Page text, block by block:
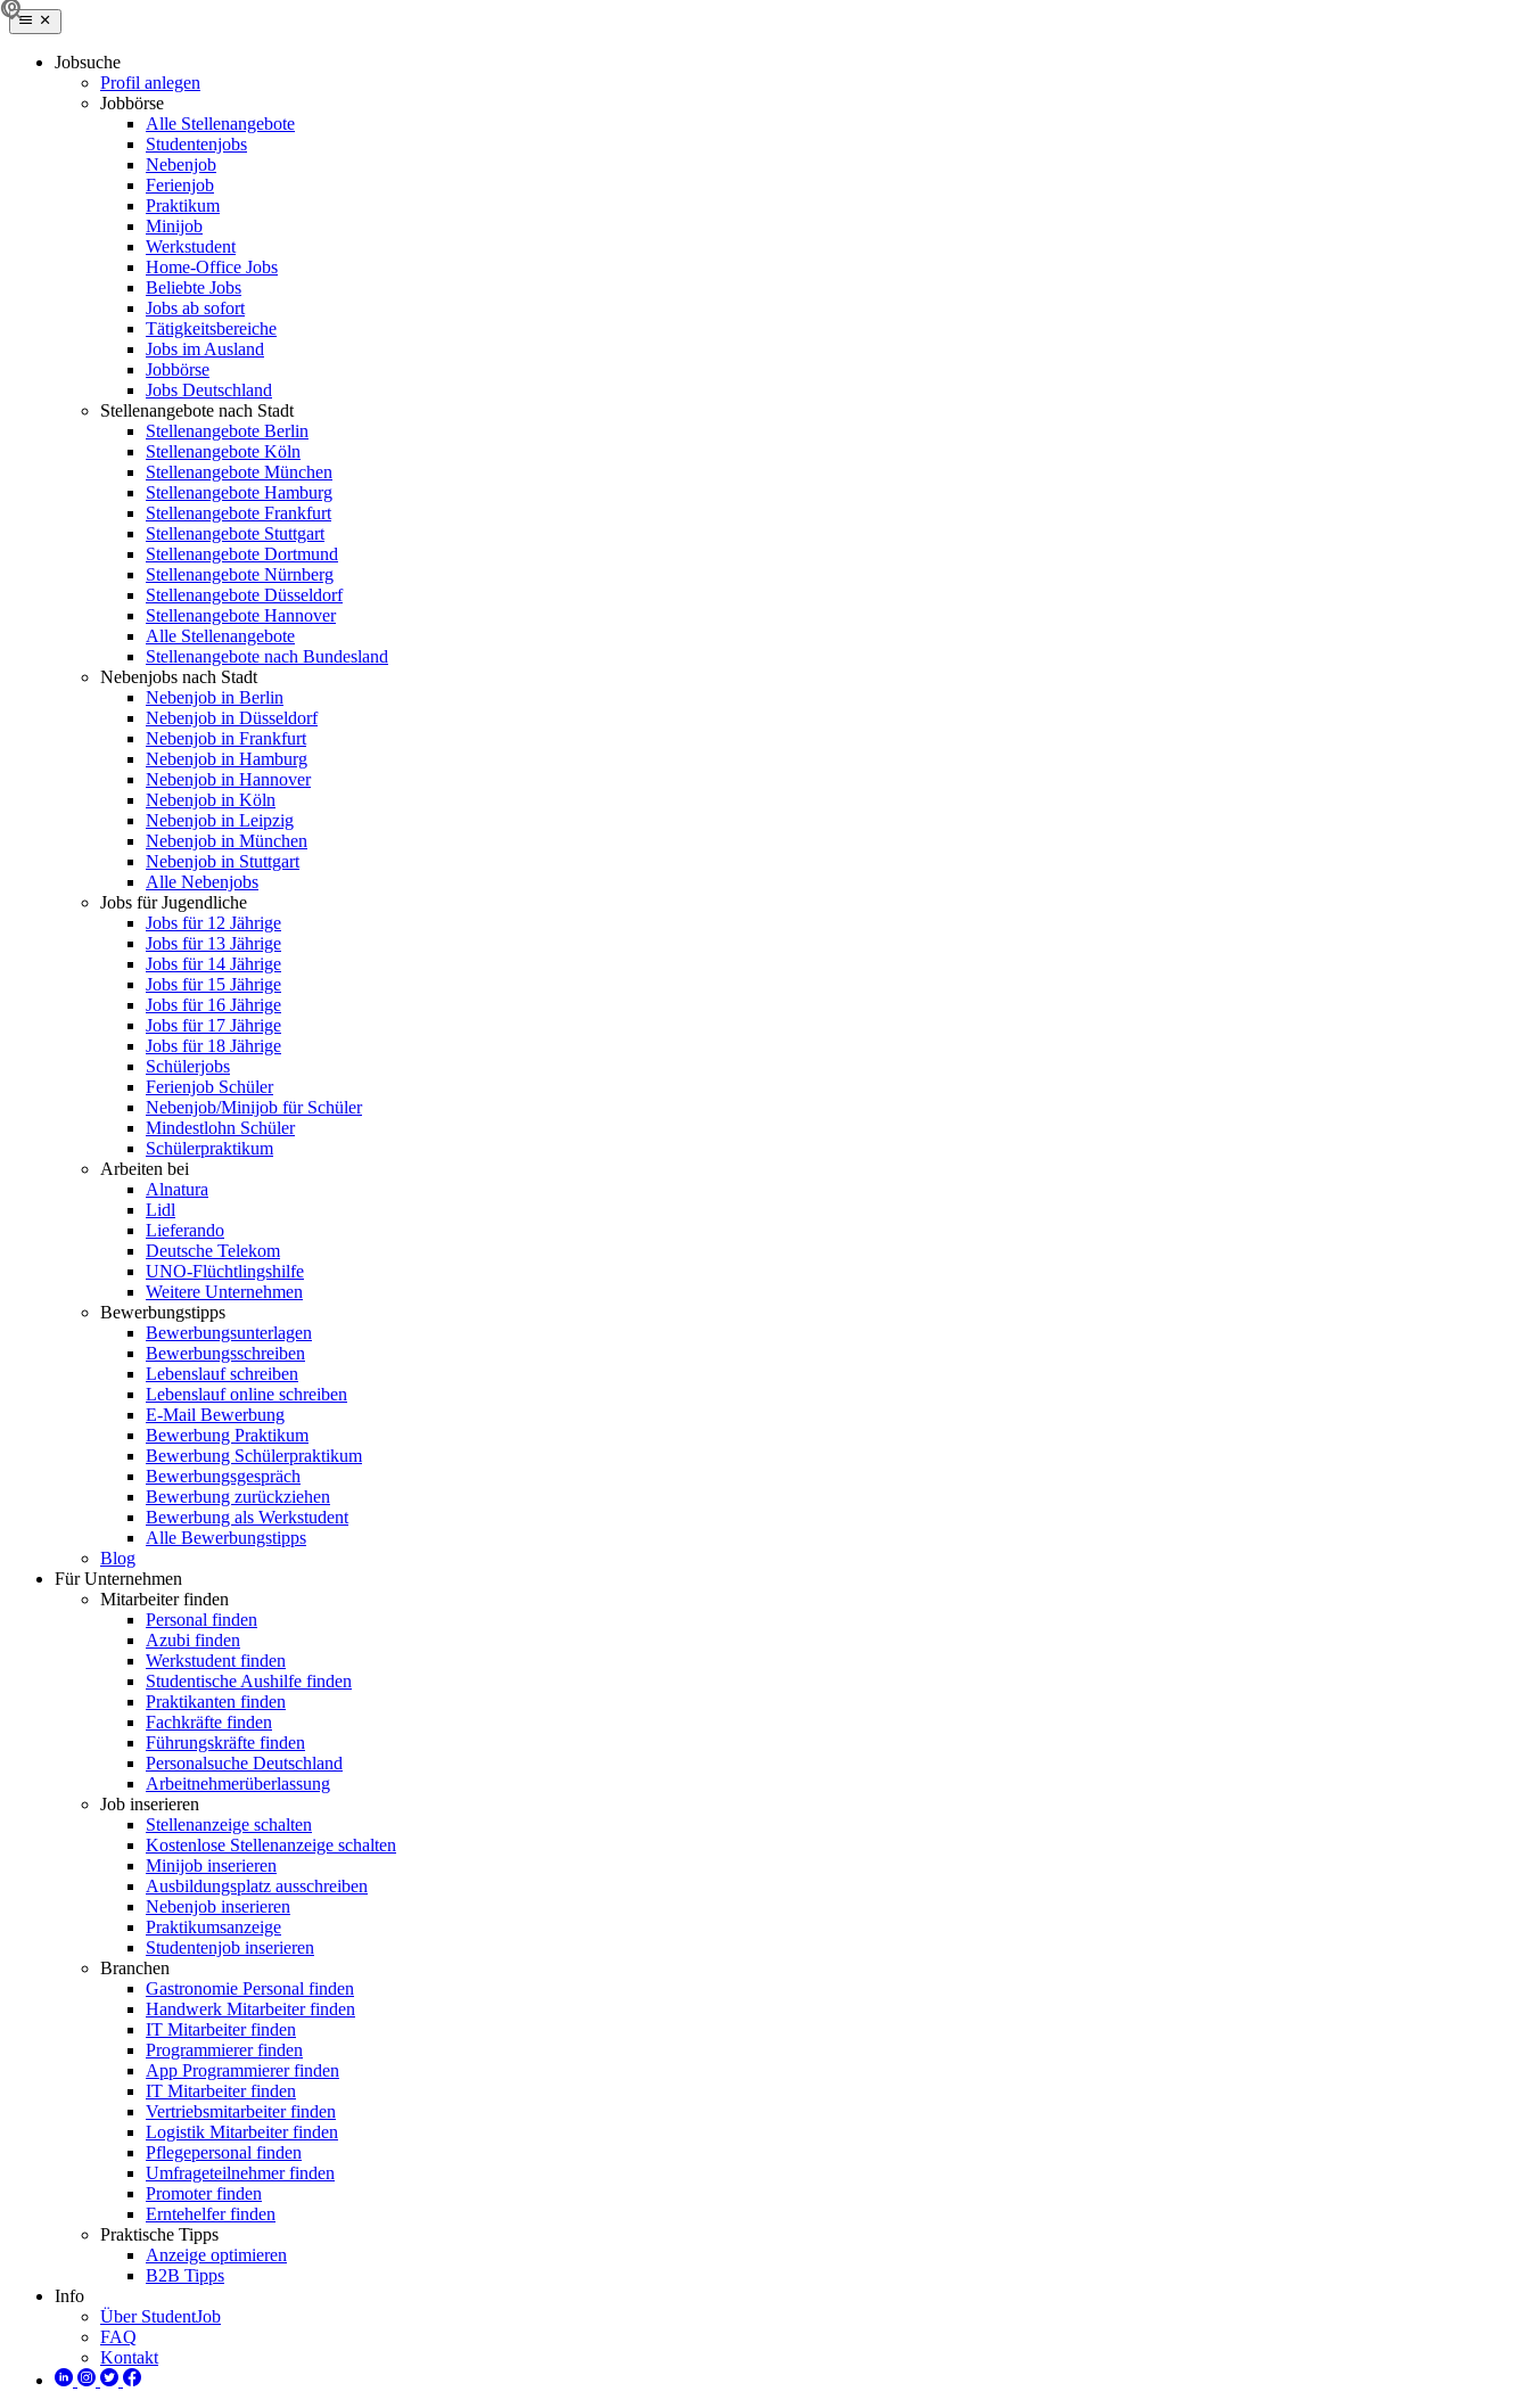
Jobsuche
Profil anlegen
Jobbörse
Alle Stellenangebote
Studentenjobs
Nebenjob
Ferienjob
Praktikum
Minijob
Werkstudent
Home-Office Jobs
Beliebte Jobs
Jobs ab sofort
Tätigkeitsbereiche
Jobs im Ausland
Jobbörse
Jobs Deutschland
Stellenangebote nach Stadt
Stellenangebote Berlin
Stellenangebote Köln
Stellenangebote München
Stellenangebote Hamburg
Stellenangebote Frankfurt
Stellenangebote Stuttgart
Stellenangebote Dortmund
Stellenangebote Nürnberg
Stellenangebote Düsseldorf
Stellenangebote Hannover
Alle Stellenangebote
Stellenangebote nach Bundesland
Nebenjobs nach Stadt
Nebenjob in Berlin
Nebenjob in Düsseldorf
Nebenjob in Frankfurt
Nebenjob in Hamburg
Nebenjob in Hannover
Nebenjob in Köln
Nebenjob in Leipzig
Nebenjob in München
Nebenjob in Stuttgart
Alle Nebenjobs
Jobs für Jugendliche
Jobs für 12 Jährige
Jobs für 13 Jährige
Jobs für 14 Jährige
Jobs für 15 Jährige
Jobs für 16 Jährige
Jobs für 17 Jährige
Jobs für 18 Jährige
Schülerjobs
Ferienjob Schüler
Nebenjob/Minijob für Schüler
Mindestlohn Schüler
Schülerpraktikum
Arbeiten bei
Alnatura
Lidl
Lieferando
Deutsche Telekom
UNO-Flüchtlingshilfe
Weitere Unternehmen
Bewerbungstipps
Bewerbungsunterlagen
Bewerbungsschreiben
Lebenslauf schreiben
Lebenslauf online schreiben
E-Mail Bewerbung
Bewerbung Praktikum
Bewerbung Schülerpraktikum
Bewerbungsgespräch
Bewerbung zurückziehen
Bewerbung als Werkstudent
Alle Bewerbungstipps
Blog
Für Unternehmen
Mitarbeiter finden
Personal finden
Azubi finden
Werkstudent finden
Studentische Aushilfe finden
Praktikanten finden
Fachkräfte finden
Führungskräfte finden
Personalsuche Deutschland
Arbeitnehmerüberlassung
Job inserieren
Stellenanzeige schalten
Kostenlose Stellenanzeige schalten
Minijob inserieren
Ausbildungsplatz ausschreiben
Nebenjob inserieren
Praktikumsanzeige
Studentenjob inserieren
Branchen
Gastronomie Personal finden
Handwerk Mitarbeiter finden
IT Mitarbeiter finden
Programmierer finden
App Programmierer finden
IT Mitarbeiter finden
Vertriebsmitarbeiter finden
Logistik Mitarbeiter finden
Pflegepersonal finden
Umfrageteilnehmer finden
Promoter finden
Erntehelfer finden
Praktische Tipps
Anzeige optimieren
B2B Tipps
Info
Über StudentJob
FAQ
Kontakt